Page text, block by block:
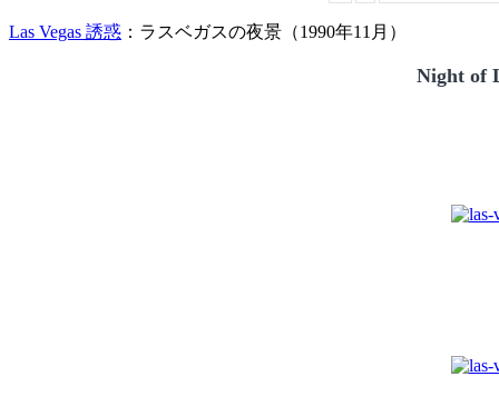
Las Vegas 誘惑 ：ラスベガスの夜景（1990年11月）
Night of